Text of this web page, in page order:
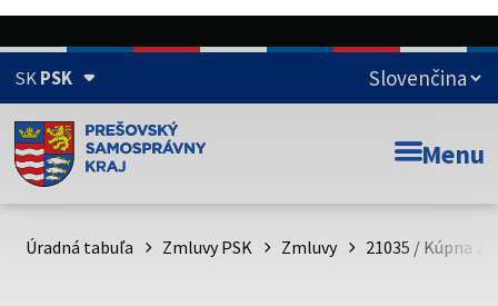
SKPSK
Doména psk.sk je oficiálna
Toto je oficiálna webová stránka Prešovského
psk.sk.
Menu
Úradná tabuľa Zmluvy PSK Zmluvy 21035 / Kúpna